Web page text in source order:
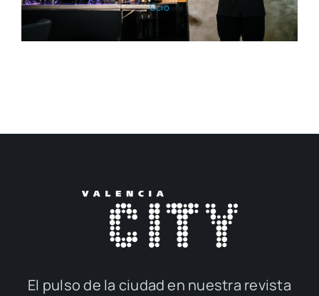
Ocio
El pul­so de la ciu­dad en nues­tra revis­ta